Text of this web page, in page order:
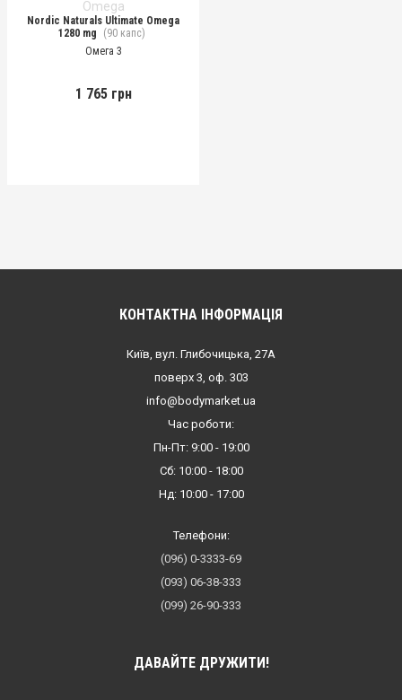
Nordic Naturals Ultimate Omega
1280 mg
(90 капс)
Омега 3
1 765 грн
КОНТАКТНА ІНФОРМАЦІЯ
Київ, вул. Глибочицька, 27А
поверх 3, оф. 303
info@bodymarket.ua
Час роботи:
Пн-Пт: 9:00 - 19:00
Сб: 10:00 - 18:00
Нд: 10:00 - 17:00
Телефони:
(096) 0-3333-69
(093) 06-38-333
(099) 26-90-333
ДАВАЙТЕ ДРУЖИТИ!